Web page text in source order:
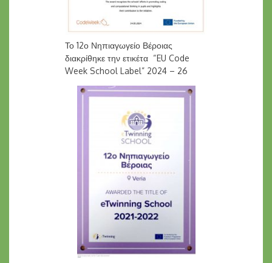
Το 12ο Νηπιαγωγείο Βέροιας
διακρίθηκε την ετικέτα “EU Code
Week School Label” 2024 – 26